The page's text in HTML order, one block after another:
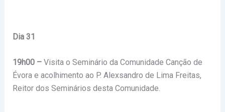
Dia 31
19h00 –Visita o Seminário da Comunidade Canção de
Évora e acolhimento ao P. Alexsandro de Lima Freitas,
Reitor dos Seminários desta Comunidade.